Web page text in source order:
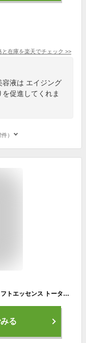
と在庫を楽天でチェック >>
容液は エイジング
促進してくれま
）
グレイスワン KOSE リンクルケア モイストリフトエッセンス トータルエイジングケア 美容液 シワ改善 リンクルナイアシン ハリ ツヤ 美肌 エイジングケア リラックスフローラルの香り 50ミリリットル (x 1)
る